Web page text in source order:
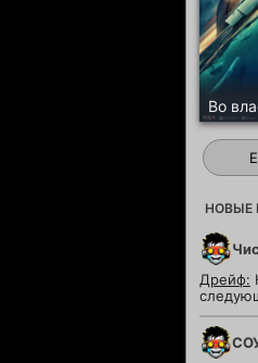
Во
НОВЫЕ
Дрейф: